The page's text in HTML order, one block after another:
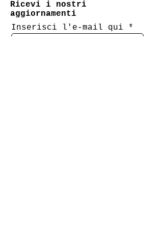
per l'estate!
Ricevi i nostri
aggiornamenti
Inserisci l'e-mail qui